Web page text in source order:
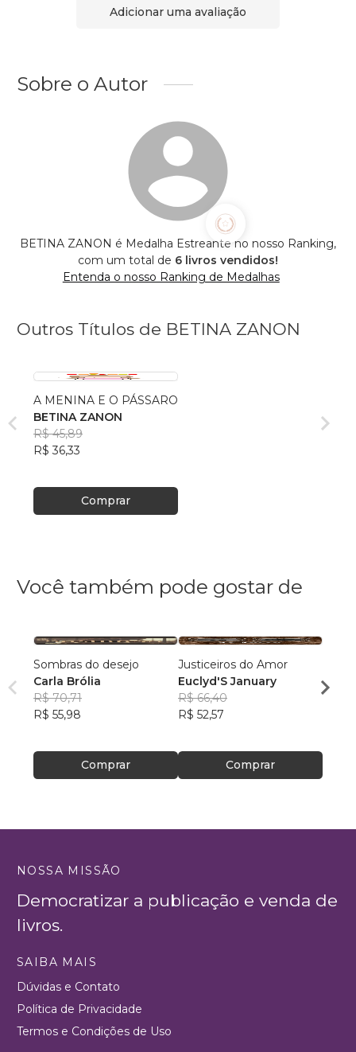
Adicionar uma avaliação
Sobre o Autor
BETINA ZANON é Medalha Estreante no nosso Ranking,
com um total de 6 livros vendidos!
Entenda o nosso Ranking de Medalhas
Outros Títulos de BETINA ZANON
A MENINA E O PÁSSARO
BETINA ZANON
R$ 45,89
R$ 36,33
Comprar
Você também pode gostar de
Sombras do desejo
Carla Brólia
R$ 70,71
R$ 55,98
Comprar
Justiceiros do Amor
Euclyd'S January
R$ 66,40
R$ 52,57
Comprar
R$
NOSSA MISSÃO
Democratizar a publicação e venda de
livros.
SAIBA MAIS
Dúvidas e Contato
Política de Privacidade
Termos e Condições de Uso